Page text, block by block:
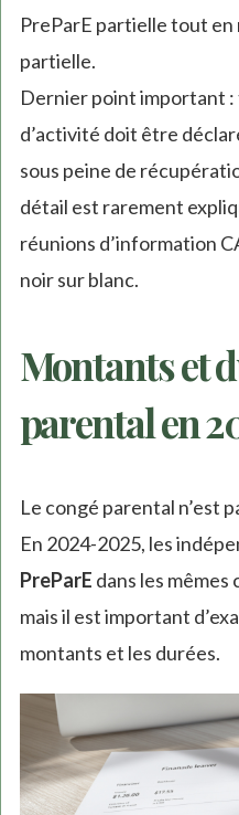
PreParE partielle tout
partielle.
Dernier point important
d’activité doit être
sous peine de
détail est rarement
réunions d’information
noir sur blanc.
Montants et
parental en
Le congé parental n’est
En 2024-2025, les
PreParE dans les mêmes
mais il est important
montants et les durées.